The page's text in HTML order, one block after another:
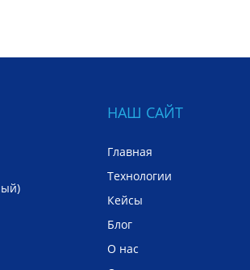
НАШ САЙТ
Главная
Технологии
Кейсы
Блог
О нас